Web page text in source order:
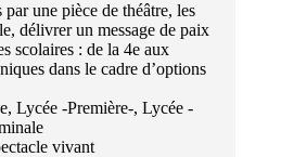
une pièce de théâtre, les
délivrer un message de paix
scolaires : de la 4e aux
dans le cadre d’options
, Lycée -Première-, Lycée -
vivant